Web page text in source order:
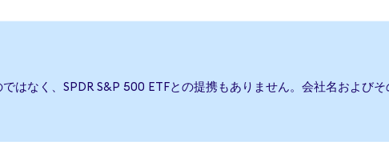
はなく、SPDR S&P 500 ETFとの提携もありません。会社名および